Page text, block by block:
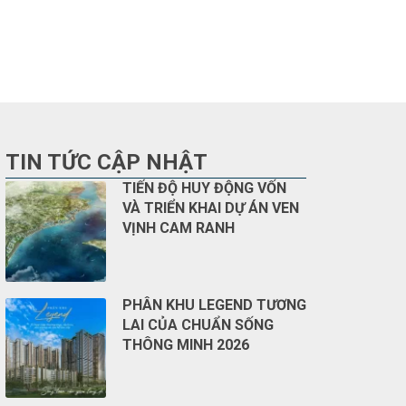
TIN TỨC CẬP NHẬT
TIẾN ĐỘ HUY ĐỘNG VỐN
VÀ TRIỂN KHAI DỰ ÁN VEN
VỊNH CAM RANH
PHÂN KHU LEGEND TƯƠNG
LAI CỦA CHUẨN SỐNG
THÔNG MINH 2026